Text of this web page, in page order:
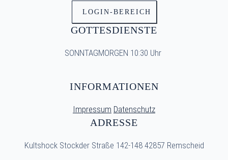
LOGIN-BEREICH
GOTTESDIENSTE
SONNTAGMORGEN 10:30 Uhr
INFORMATIONEN
Impressum Datenschutz
ADRESSE
Kultshock Stockder Straße 142-148 42857 Remscheid